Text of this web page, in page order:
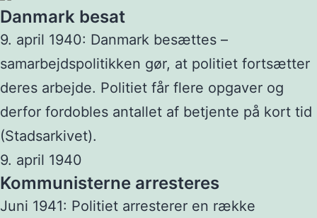
Danmark besat
9. april 1940: Danmark besættes –
samarbejdspolitikken gør, at politiet fortsætter
deres arbejde. Politiet får flere opgaver og
derfor fordobles antallet af betjente på kort tid
(Stadsarkivet).
9. april 1940
Kommunisterne arresteres
Juni 1941: Politiet arresterer en række